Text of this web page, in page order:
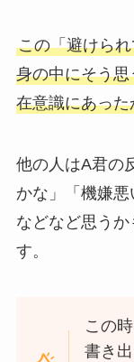
この「避けら
身の中にそう
在意識にあっ
他の人はA君の
かな」「機嫌悪
などなど思う
す。
この
書き